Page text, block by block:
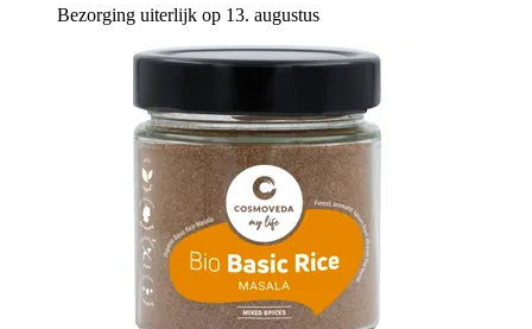
Bezorging uiterlijk op 13. augustus